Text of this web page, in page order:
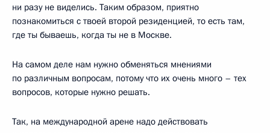
ни разу не виделись. Таким образом, приятно
познакомиться с твоей второй резиденцией, то есть там,
где ты бываешь, когда ты не в Москве.
На самом деле нам нужно обменяться мнениями
по различным вопросам, потому что их очень много – тех
вопросов, которые нужно решать.
Так, на международной арене надо действовать